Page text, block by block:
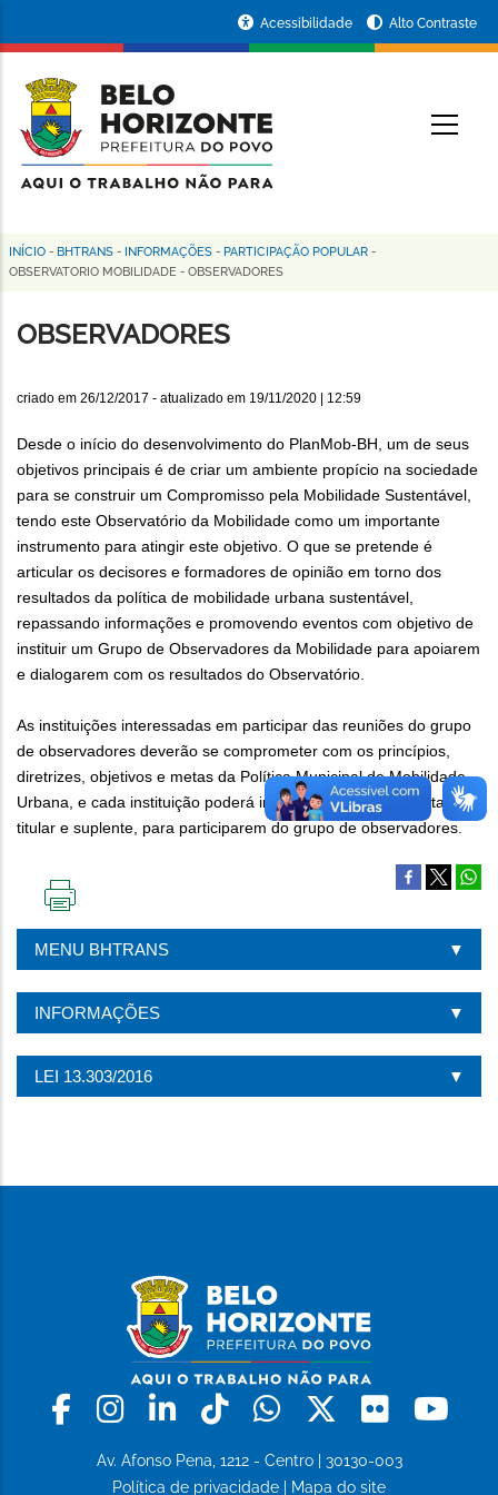
conteúdo
principal
da
Prefeitura
de
Horizonte
Acessibilidade Alto Contraste
Trilha
navegação
INÍCIO - BHTRANS - INFORMAÇÕES - PARTICIPAÇÃO POPULAR -
OBSERVATORIO MOBILIDADE - OBSERVADORES
OBSERVADORES
criado em 26/12/2017 - atualizado em 19/11/2020 | 12:59
Desde o início do desenvolvimento do PlanMob-BH, um de seus
objetivos principais é de criar um ambiente propício na sociedade
para se construir um Compromisso pela Mobilidade Sustentável,
tendo este Observatório da Mobilidade como um importante
instrumento para atingir este objetivo. O que se pretende é
articular os decisores e formadores de opinião em torno dos
resultados da política de mobilidade urbana sustentável,
repassando informações e promovendo eventos com objetivo de
instituir um Grupo de Observadores da Mobilidade para apoiarem
e dialogarem com os resultados do Observatório.
As instituições interessadas em participar das reuniões do grupo
de observadores deverão se comprometer com os princípios,
diretrizes, objetivos e metas da Política Municipal de Mobilidade
Urbana, e cada instituição poderá indicar 2 (dois) representantes,
titular e suplente, para participarem do grupo de observadores.
PÁGINA
MENU BHTRANS
INFORMAÇÕES
LEI 13.303/2016
Facebook
Instagram
LinkedinTiktokWhatsapp
X Flickr
Av. Afonso Pena, 1212 - Centro | 30130-003
Política de privacidade
Mapa do site